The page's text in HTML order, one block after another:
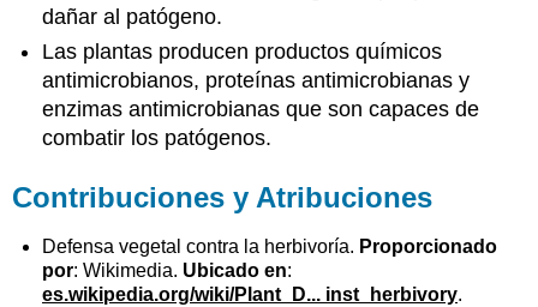
dañar al patógeno.
Las plantas producen productos químicos
antimicrobianos, proteínas antimicrobianas y
enzimas antimicrobianas que son capaces de
combatir los patógenos.
Contribuciones y Atribuciones
Defensa vegetal contra la herbivoría. Proporcionado
por: Wikimedia. Ubicado en:
es.wikipedia.org/wiki/Plant_D... inst_herbivory.